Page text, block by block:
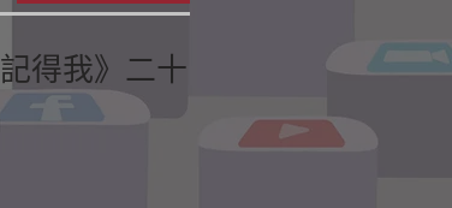
得我》二十